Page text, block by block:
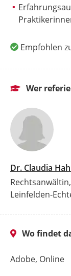
Empfohlen
Wer
Dr. Claudia
Leinfelden-
Wo findet
Adobe, Online